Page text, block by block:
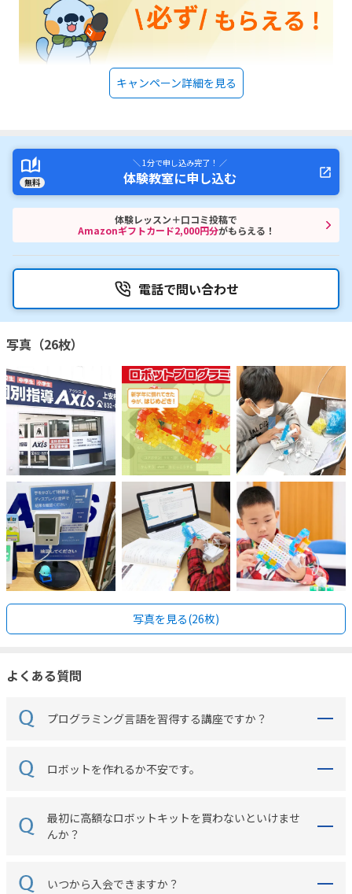
キャンペーン詳細を見る
無料
＼ 1分で申し込み完了！ ／
体験教室に申し込む
体験レッスン＋口コミ投稿で
Amazonギフトカード2,000円分がもらえる！
電話で問い合わせ
写真（26枚）
写真を見る(26枚)
よくある質問
プログラミング言語を習得する講座ですか？
ロボットを作れるか不安です。
最初に高額なロボットキットを買わないといけませ
んか？
いつから入会できますか？